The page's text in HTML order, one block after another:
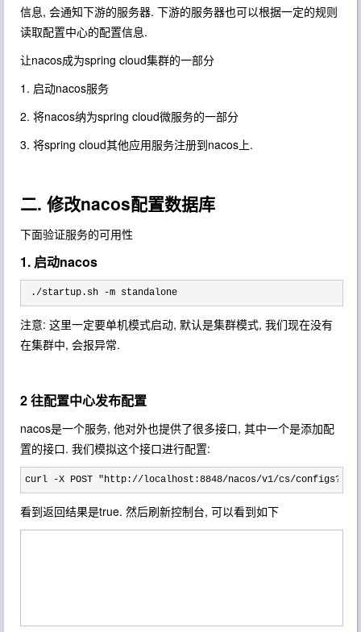
信息, 会通知下游的服务器. 下游的服务器也可以根据一定的规则
读取配置中心的配置信息.
让nacos成为spring cloud集群的一部分
1. 启动nacos服务
2. 将nacos纳为spring cloud微服务的一部分
3. 将spring cloud其他应用服务注册到nacos上.
二. 修改nacos配置数据库
下面验证服务的可用性
1. 启动nacos
./startup.sh -m standalone
注意: 这里一定要单机模式启动, 默认是集群模式, 我们现在没有
在集群中, 会报异常.
2 往配置中心发布配置
nacos是一个服务, 他对外也提供了很多接口, 其中一个是添加配
置的接口. 我们模拟这个接口进行配置:
curl -X POST "http://localhost:8848/nacos/v1/cs/
看到返回结果是true. 然后刷新控制台, 可以看到如下